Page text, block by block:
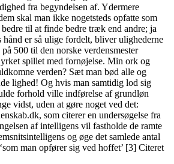
fra begyndelsen af. Ydermere
skal man ikke nogetsteds opfatte som
til at finde bedre træk end andre; ja
er så ulige fordelt, bliver ulighederne
500 til den norske verdensmester
spillet med fornøjelse. Min ork og
verden? Sæt man bød alle og
lighed! Og hvis man samtidig lod sig
forhold ville indførelse af grundløn
vidst, uden at gøre noget ved det:
som citerer en undersøgelse fra
af intelligens vil fastholde de ramte
og øge det samlede antal
man opfører sig ved hoffet’ [3] Citeret